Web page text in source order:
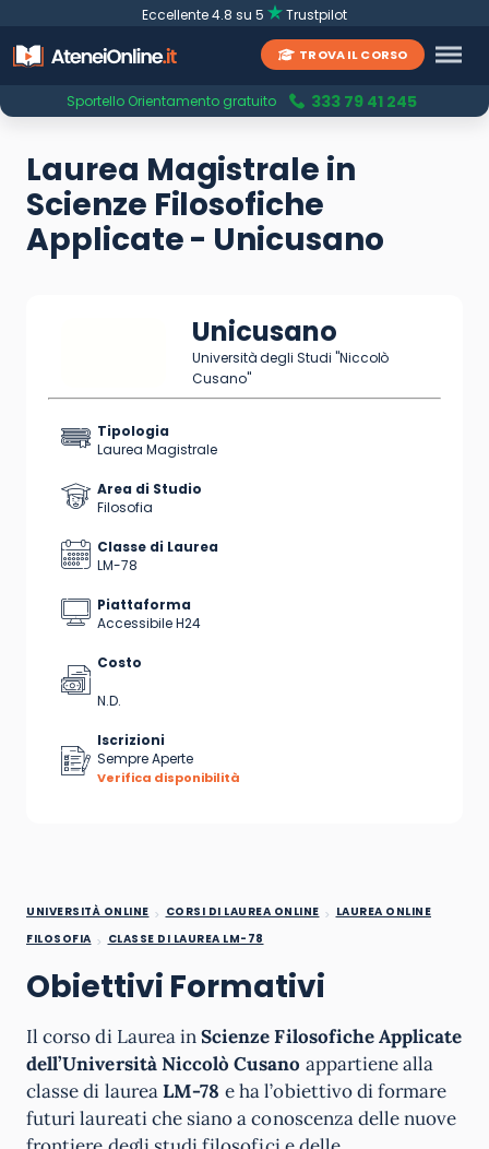
Eccellente 4.8 su 5 Trustpilot
TROVA IL CORSO
Sportello Orientamento gratuito 333 79 41 245
Laurea Magistrale in
Scienze Filosofiche
Applicate - Unicusano
Unicusano
Università degli Studi "Niccolò
Cusano"
Tipologia
Laurea Magistrale
Area di Studio
Filosofia
Classe di Laurea
LM-78
Piattaforma
Accessibile H24
Costo
N.D.
Iscrizioni
Sempre Aperte
Verifica disponibilità
UNIVERSITÀ ONLINE CORSI DI LAUREA ONLINE
LAUREA ONLINE
FILOSOFIA
CLASSE DI LAUREA LM-78
Obiettivi Formativi
Il corso di Laurea inScienze Filosofiche Applicate
dell’Università Niccolò Cusano appartiene alla
classe di laureaLM-78 e ha l’obiettivo di formare
futuri laureati che siano a conoscenza delle nuove